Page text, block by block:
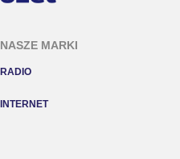
NASZE MARKI
RADIO
INTERNET